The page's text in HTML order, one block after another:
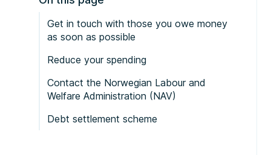
Get in touch with those you owe money
as soon as possible
Reduce your spending
Contact the Norwegian Labour and
Welfare Administration (NAV)
Debt settlement scheme